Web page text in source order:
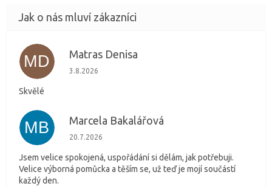
MD Matras Denisa
Hodnocení obchodu je 5 z 5 hvězdiček.
3.8.2026
Skvělé
MB Marcela Bakalářová
Hodnocení obchodu je 5 z 5 hvězdiček.
20.7.2026
Jsem velice spokojená, uspořádání si dělám, jak potřebuji.
Velice výborná pomůcka a těším se, už teď je mojí součástí
každý den.